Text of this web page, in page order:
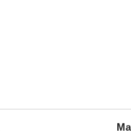
Gennemgang stue >= 80 cm